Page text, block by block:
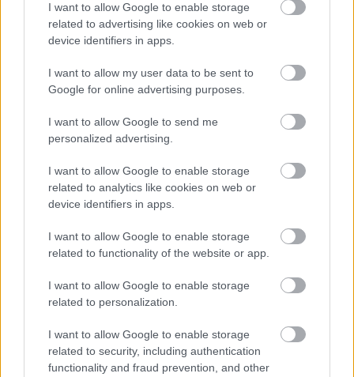
I want to allow Google to enable storage
related to advertising like cookies on web or
device identifiers in apps.
I want to allow my user data to be sent to
Google for online advertising purposes.
I want to allow Google to send me
personalized advertising.
I want to allow Google to enable storage
related to analytics like cookies on web or
device identifiers in apps.
I want to allow Google to enable storage
related to functionality of the website or app.
I want to allow Google to enable storage
related to personalization.
I want to allow Google to enable storage
related to security, including authentication
functionality and fraud prevention, and other
ZÁHRADA
5 trvaliek s
ktoré dodajú vášmu
záhonu celosezónny
vysaďte na miesta, na
ktoré slnko svieti celý